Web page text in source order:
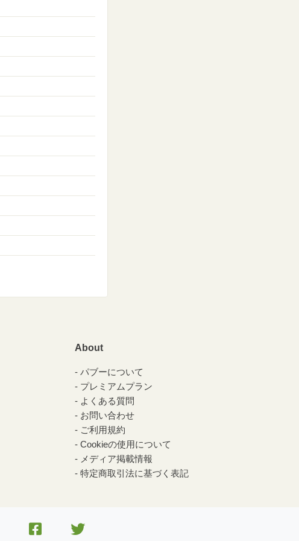
About
パブーについて
プレミアムプラン
よくある質問
お問い合わせ
ご利用規約
Cookieの使用について
メディア掲載情報
特定商取引法に基づく表記